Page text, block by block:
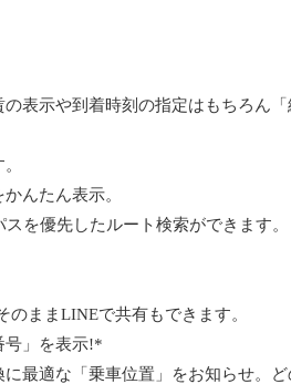
表示や到着時刻の指定はもちろん
んたん表示。
を優先したルート検索ができます。
のままLINEで共有もできます。
号」を表示!*
最適な「乗車位置」をお知らせ。